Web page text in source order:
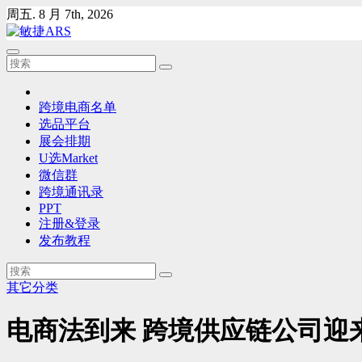
Skip
to
content
周五. 8 月 7th, 2026
跨境电商名单
选品平台
展会排期
U选Market
微信群
跨境通讯录
PPT
注册&登录
发布教程
其它分类
电商法到来 跨境供应链公司迎